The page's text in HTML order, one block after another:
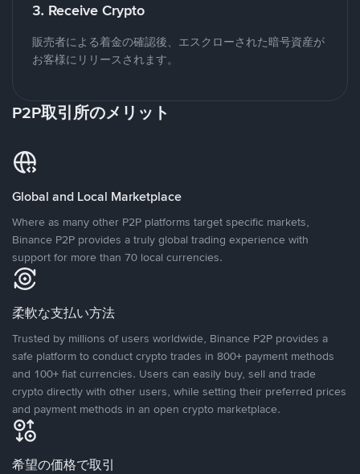
3. Receive Crypto
販売者による着金の確認後、エスクローされた暗号資産が
お客様にリリースされます。
P2P取引所のメリット
Global and Local Marketplace
Where as many other P2P platforms target specific markets,
Binance P2P provides a truly global trading experience with
support for more than 70 local currencies.
柔軟な支払い方法
Trusted by millions of users worldwide, Binance P2P provides a
safe platform to conduct crypto trades in 800+ payment methods
and 100+ fiat currencies. Users can easily buy, sell and trade
crypto directly with other users, while setting their preferred prices
and payment methods in an open crypto marketplace.
希望の価格で取引